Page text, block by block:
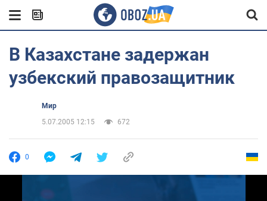
В Казахстане задержан
узбекский правозащитник
Мир
5.07.2005 12:15
672
0